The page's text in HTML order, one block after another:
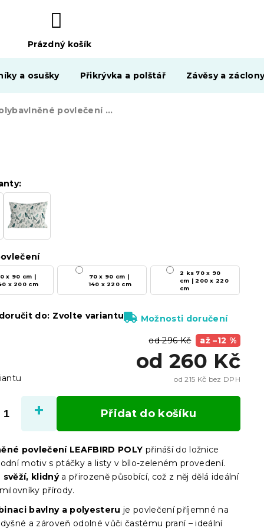
NÁKUPNÍ
KOŠÍK
Prázdný košík
a osušky Přikrývka a polštář Závěsy a
Polybavlněné povlečení LEAFBIRD POLY bílo-zelené
od 296 Kč až –12 %
od 260 Kč
od215 Kč bez DPH
cena:
x 90 cm |
x 200 cm
70 x 90 cm |
140 x 220 cm
2 ks 70 x 90
cm | 200 x 220
cm
do: Zvolte variantu Možnosti doručení
Přidat do košíku
povlečení LEAFBIRD POLY přináší do ložnice
motiv s ptáčky a listy v bílo-zeleném provedení.
svěží, klidnýa přirozeně působící, což z něj dělá ideální
přírody.
bavlny a polyesteru je povlečení příjemné na
a zároveň odolné vůči častému praní – ideální